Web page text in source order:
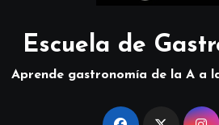
Escuela de
Aprende gastronomía de la A a